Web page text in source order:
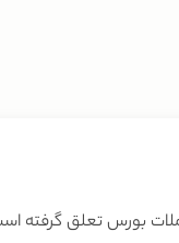
بورس تعلق گرفته